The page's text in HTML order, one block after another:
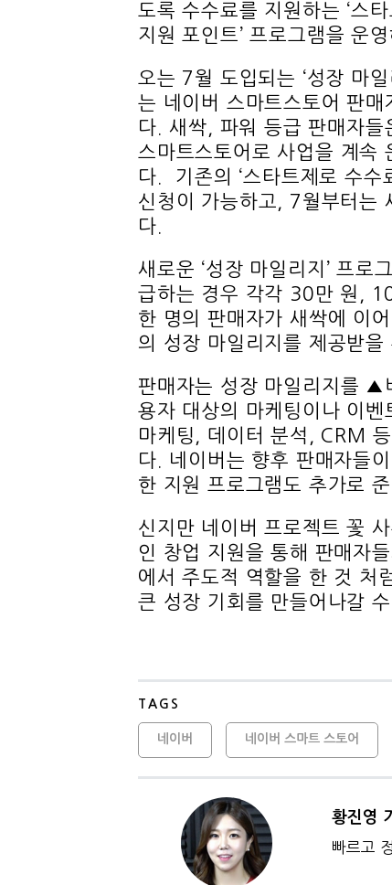
도록 수수료를 지원하는 ‘스
지원 포인트’ 프로그램을 운영
오는 7월 도입되는 ‘성장 마
는 네이버 스마트스토어 판
다. 새싹, 파워 등급 판매자들
스마트스토어로 사업을 계
다. 기존의 ‘스타트제로 수수
신청이 가능하고, 7월부터는
다.
새로운 ‘성장 마일리지’ 프로
급하는 경우 각각 30만 원,
한 명의 판매자가 새싹에 이
의 성장 마일리지를 제공받을
판매자는 성장 마일리지를 ▲
용자 대상의 마케팅이나 이
마케팅, 데이터 분석, CRM
다. 네이버는 향후 판매자들
한 지원 프로그램도 추가로
신지만 네이버 프로젝트 꽃
인 창업 지원을 통해 판매자
에서 주도적 역할을 한 것 처
큰 성장 기회를 만들어나갈
TAGS
네이버 네이버 스마트 스토어
황진영
빠르고